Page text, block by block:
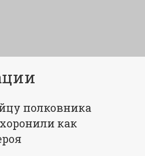
полковника
как